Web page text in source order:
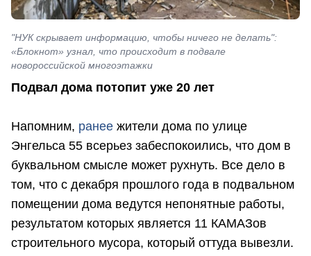
"НУК скрывает информацию, чтобы ничего не делать":
«Блокнот» узнал, что происходит в подвале
новороссийской многоэтажки
Подвал дома потопит уже 20 лет
Напомним, ранее жители дома по улице
Энгельса 55 всерьез забеспокоились, что дом в
буквальном смысле может рухнуть. Все дело в
том, что с декабря прошлого года в подвальном
помещении дома ведутся непонятные работы,
результатом которых является 11 КАМАЗов
строительного мусора, который оттуда вывезли.